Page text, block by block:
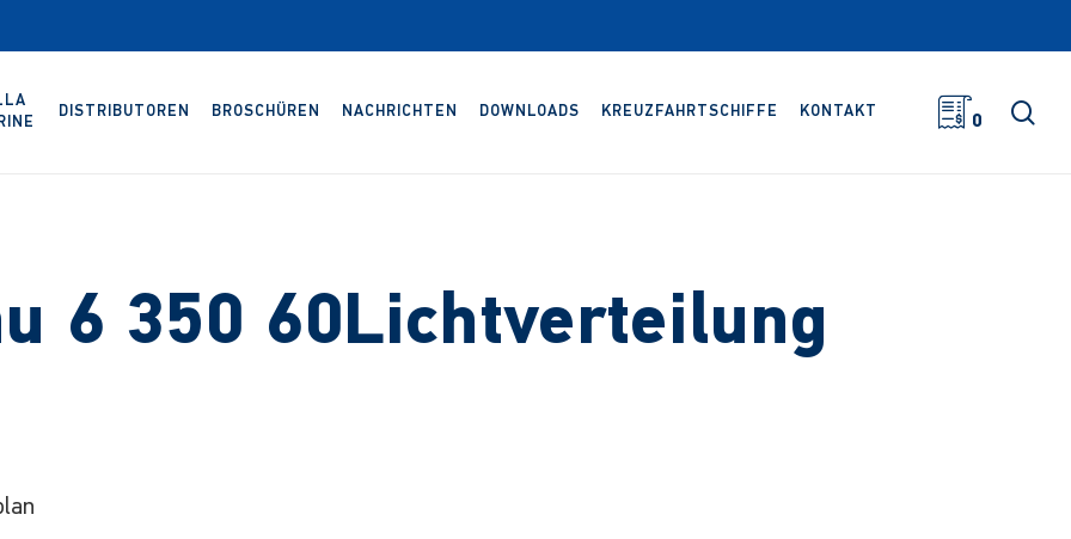
DISTRIBUTOREN BROSCHÜREN NACHRICHTEN DOWNLOADS KREUZFAHRTSCHIFFE KONTAKT
0
6 350 60Lichtverteilung